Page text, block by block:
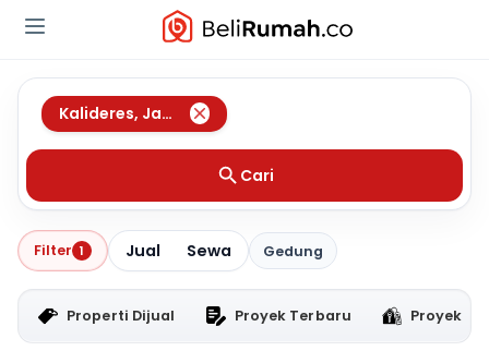
Kalideres, Jakarta Barat
Cari
Filter 1 Jual Sewa Gedung
Properti Dijual Proyek Terbaru Proyek